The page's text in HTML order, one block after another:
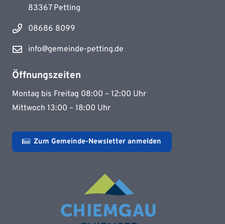
83367 Petting
08686 8099
info@gemeinde-petting.de
Öffnungszeiten
Montag bis Freitag 08:00 – 12:00 Uhr
Mittwoch 13:00 – 18:00 Uhr
Zum Gemeinde-Newsletter anmelden